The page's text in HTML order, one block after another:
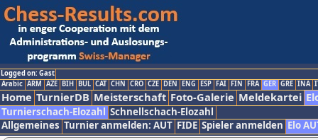
Logged on: Gast
Arabic ARM AZE BIH BUL CAT CHN CRO CZE DEN ENG ESP FAI FIN FRA GER GRE INA
Home TurnierDB Meisterschaft Foto-Galerie Meldekartei
Turnierschach-Elozahl Schnellschach-Elozahl
Allgemeines Turnier anmelden: AUT FIDE Spieler anmelden Elo